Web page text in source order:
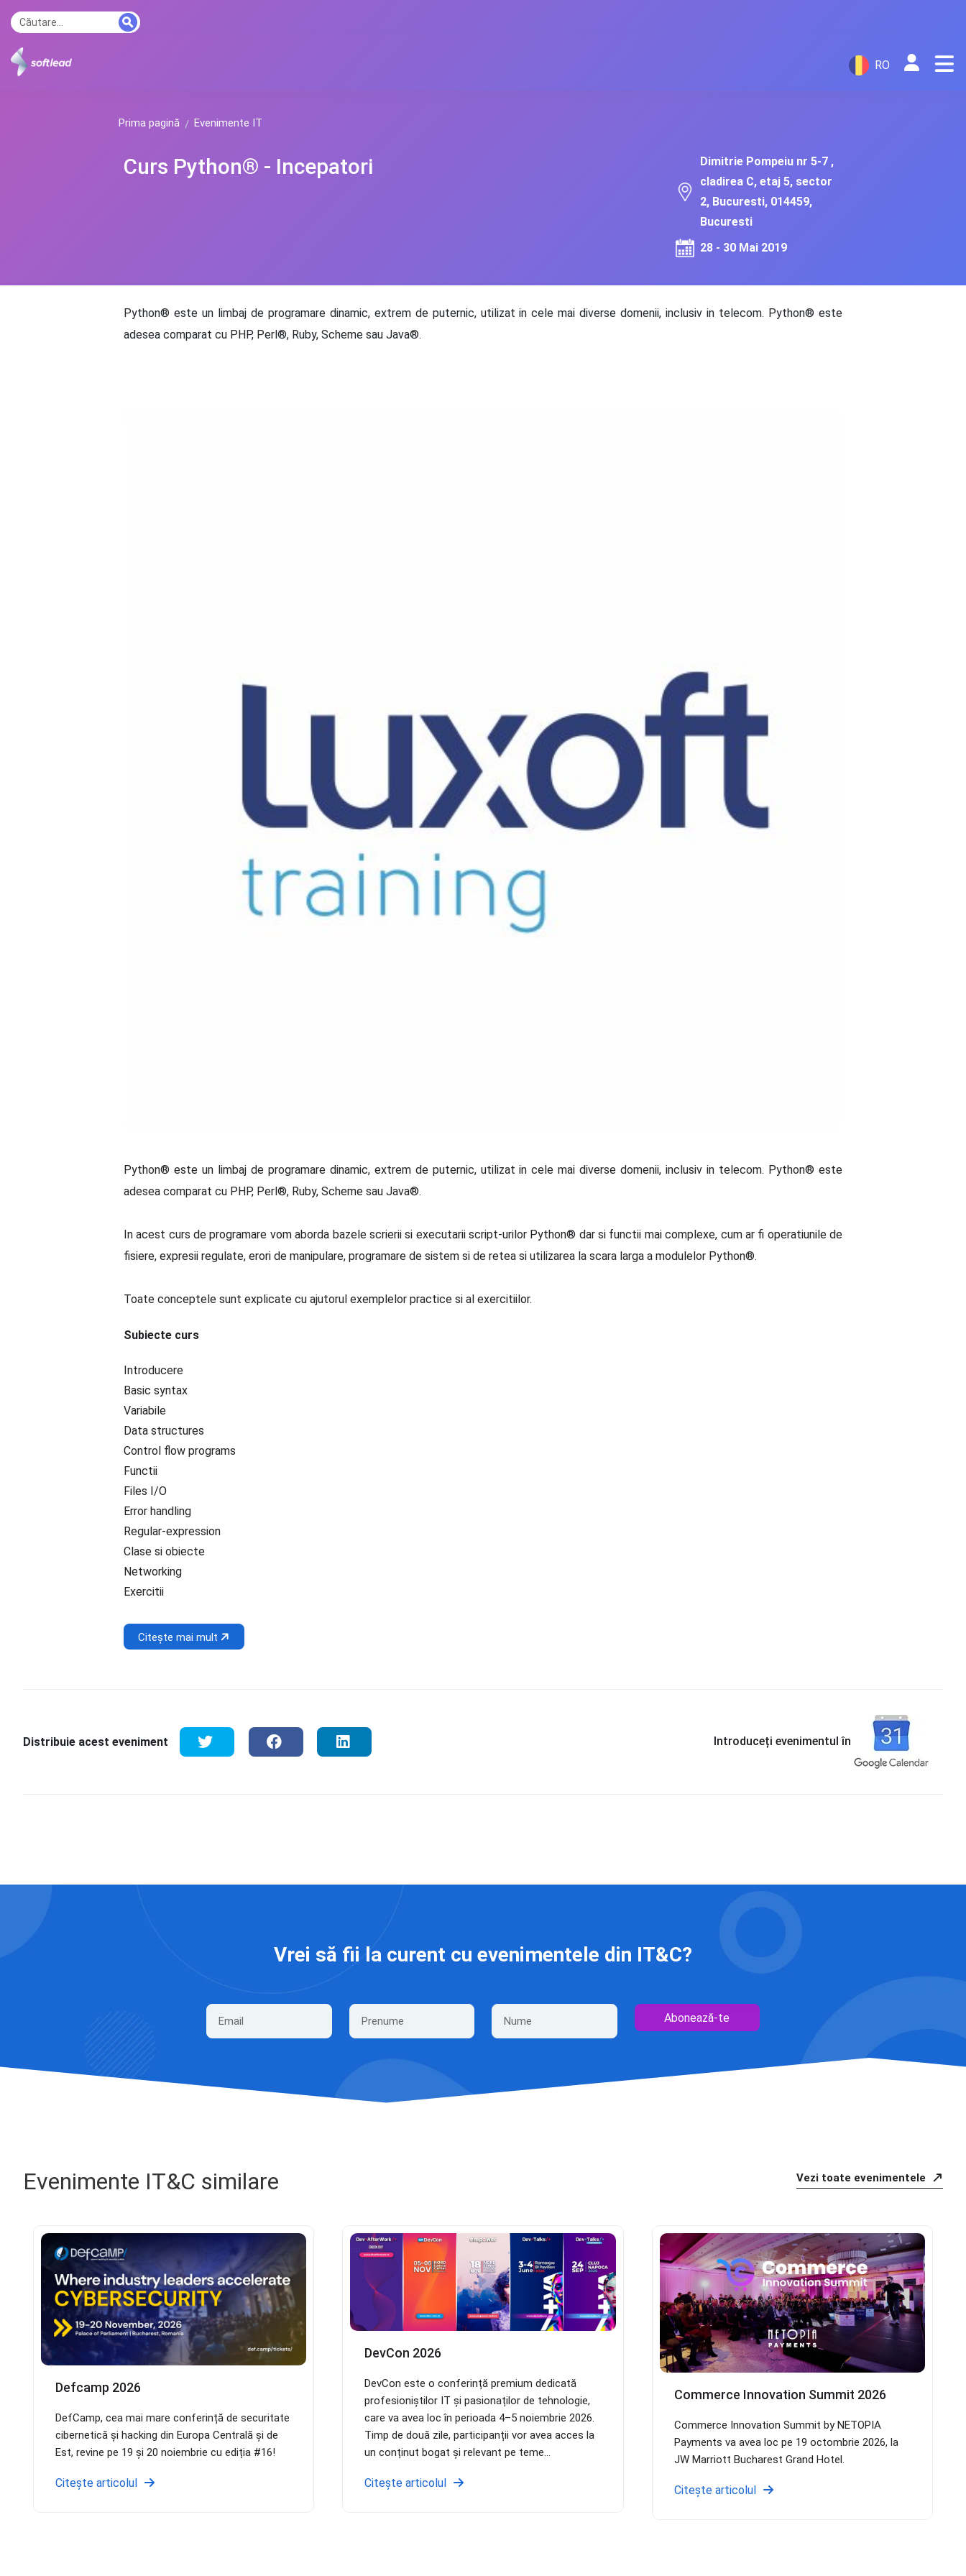
RO
Prima pagină Evenimente IT
Curs Python® - Incepatori
Dimitrie Pompeiu nr 5-7 ,
cladirea C, etaj 5, sector
2, Bucuresti, 014459,
Bucuresti
28 - 30 Mai 2019
Python® este un limbaj de programare dinamic, extrem de puternic, utilizat in cele mai diverse domenii, inclusiv in telecom. Python® este
adesea comparat cu PHP, Perl®, Ruby, Scheme sau Java®.
Python® este un limbaj de programare dinamic, extrem de puternic, utilizat in cele mai diverse domenii, inclusiv in telecom. Python® este
adesea comparat cu PHP, Perl®, Ruby, Scheme sau Java®.
In acest curs de programare vom aborda bazele scrierii si executarii script-urilor Python® dar si functii mai complexe, cum ar fi operatiunile de
fisiere, expresii regulate, erori de manipulare, programare de sistem si de retea si utilizarea la scara larga a modulelor Python®.
Toate conceptele sunt explicate cu ajutorul exemplelor practice si al exercitiilor.
Subiecte curs
Introducere
Basic syntax
Variabile
Data structures
Control flow programs
Functii
Files I/O
Error handling
Regular-expression
Clase si obiecte
Networking
Exercitii
Citește mai mult
Distribuie acest eveniment Introduceți evenimentul în
Vrei să fii la curent cu evenimentele din IT&C?
Abonează-te
Evenimente IT&C similare Vezi toate evenimentele
Defcamp 2026
DefCamp, cea mai mare conferință de securitate
cibernetică și hacking din Europa Centrală și de
Est, revine pe 19 și 20 noiembrie cu ediția #16!
Citește articolul
DevCon 2026
DevCon este o conferință premium dedicată
profesioniștilor IT și pasionaților de tehnologie,
care va avea loc în perioada 4–5 noiembrie 2026.
Timp de două zile, participanții vor avea acces la
un conținut bogat și relevant pe teme...
Citește articolul
Commerce Innovation Summit 2026
Commerce Innovation Summit by NETOPIA
Payments va avea loc pe 19 octombrie 2026, la
JW Marriott Bucharest Grand Hotel.
Citește articolul